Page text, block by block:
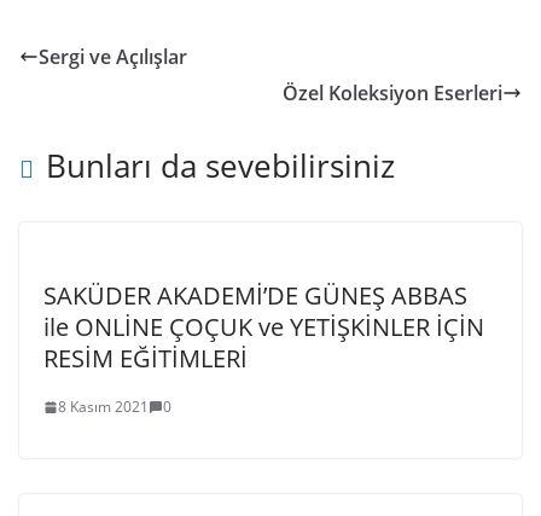
Sergi ve Açılışlar
Özel Koleksiyon Eserleri
Bunları da sevebilirsiniz
SAKÜDER AKADEMİ’DE GÜNEŞ ABBAS
ile ONLİNE ÇOÇUK ve YETİŞKİNLER İÇİN
RESİM EĞİTİMLERİ
8 Kasım 2021 0